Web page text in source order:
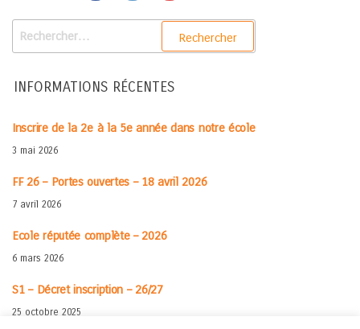
INFORMATIONS RÉCENTES
Inscrire de la 2e à la 5e année dans notre école
3 mai 2026
FF 26 – Portes ouvertes – 18 avril 2026
7 avril 2026
Ecole réputée complète – 2026
6 mars 2026
S1 – Décret inscription – 26/27
25 octobre 2025